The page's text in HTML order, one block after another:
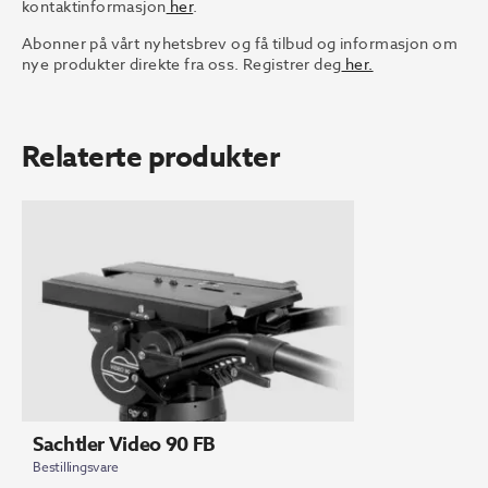
kontaktinformasjon her.
Abonner på vårt nyhetsbrev og få tilbud og informasjon om
nye produkter direkte fra oss. Registrer deg her.
Relaterte produkter
Sachtler Video 90 FB
Bestillingsvare